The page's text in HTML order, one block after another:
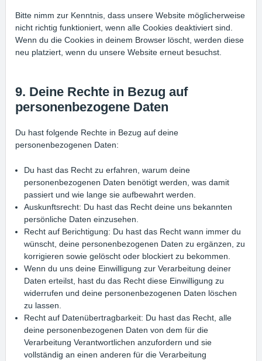
Bitte nimm zur Kenntnis, dass unsere Website möglicherweise
nicht richtig funktioniert, wenn alle Cookies deaktiviert sind.
Wenn du die Cookies in deinem Browser löscht, werden diese
neu platziert, wenn du unsere Website erneut besuchst.
9. Deine Rechte in Bezug auf
personenbezogene Daten
Du hast folgende Rechte in Bezug auf deine
personenbezogenen Daten:
Du hast das Recht zu erfahren, warum deine
personenbezogenen Daten benötigt werden, was damit
passiert und wie lange sie aufbewahrt werden.
Auskunftsrecht: Du hast das Recht deine uns bekannten
persönliche Daten einzusehen.
Recht auf Berichtigung: Du hast das Recht wann immer du
wünscht, deine personenbezogenen Daten zu ergänzen, zu
korrigieren sowie gelöscht oder blockiert zu bekommen.
Wenn du uns deine Einwilligung zur Verarbeitung deiner
Daten erteilst, hast du das Recht diese Einwilligung zu
widerrufen und deine personenbezogenen Daten löschen
zu lassen.
Recht auf Datenübertragbarkeit: Du hast das Recht, alle
deine personenbezogenen Daten von dem für die
Verarbeitung Verantwortlichen anzufordern und sie
vollständig an einen anderen für die Verarbeitung